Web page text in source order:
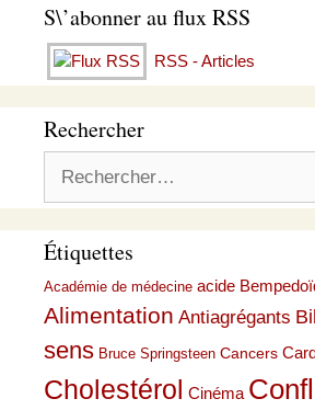
S\’abonner au flux RSS
RSS - Articles
Rechercher
Étiquettes
Académie de médecine acide
Alimentation Antiagrégants
sens Bruce Springsteen Cancers
Cholestérol Cinéma